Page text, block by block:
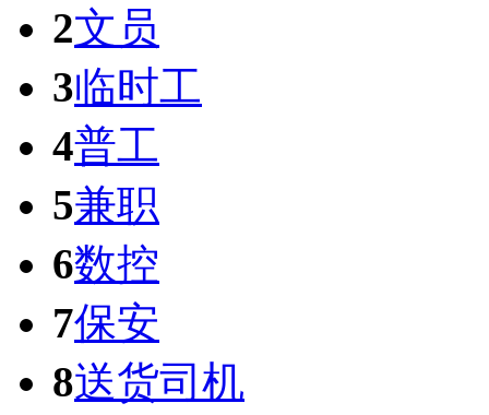
2文员
3临时工
4普工
5兼职
6数控
7保安
8送货司机